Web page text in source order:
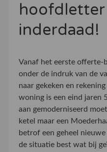
hoofdletter
inderdaad!
Vanaf het eerste offerte-
onder de indruk van de
naar gekeken en
woning is een eind jaren
aan gemoderniseerd
ketel maar een
betrof een geheel
de situatie best wat bij